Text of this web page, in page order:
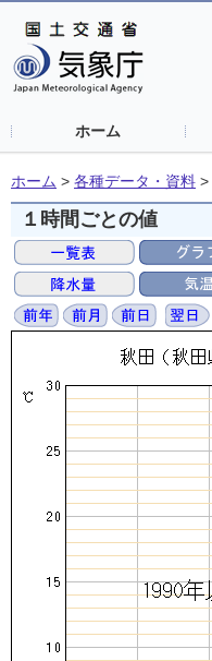
ホーム
ホーム > 各種データ・資料 >
１時間ごとの値